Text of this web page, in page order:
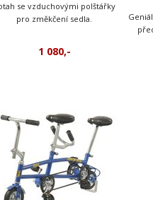
se vzduchovými polštářky
pro změkčení sedla.
1 080,-